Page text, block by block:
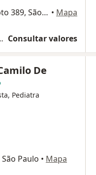
Rua Brigadeiro Gavião Peixoto 389, São Paulo • Mapa
Consultar valores
De
Pediatra
Paulo • Mapa